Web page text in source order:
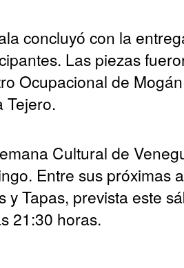
concluyó con la
Las piezas
Ocupacional de
Tejero.
Cultural de
Entre sus próximas
y Tapas, prevista este
21:30 horas.